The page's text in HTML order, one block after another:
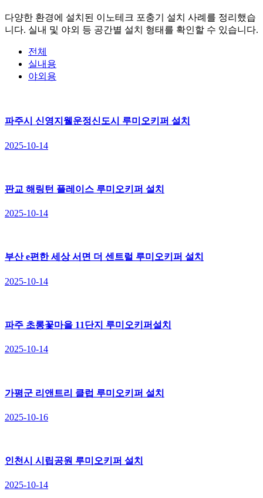
다양한 환경에 설치된 이노테크 포충기 설치 사례를 정리했습
니다. 실내 및 야외 등 공간별 설치 형태를 확인할 수 있습니다.
전체
실내용
야외용
파주시 신영지웰운정신도시 루미오키퍼 설치
2025-10-14
판교 해링턴 플레이스 루미오키퍼 설치
2025-10-14
부산 e편한 세상 서면 더 센트럴 루미오키퍼 설치
2025-10-14
파주 초롱꽃마을 11단지 루미오키퍼설치
2025-10-14
가평군 리앤트리 클럽 루미오키퍼 설치
2025-10-16
인천시 시립공원 루미오키퍼 설치
2025-10-14